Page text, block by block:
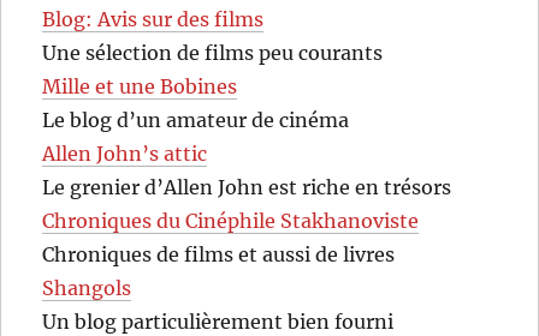
Blog: Avis sur des films
Une sélection de films peu courants
Mille et une Bobines
Le blog d’un amateur de cinéma
Allen John’s attic
Le grenier d’Allen John est riche en trésors
Chroniques du Cinéphile Stakhanoviste
Chroniques de films et aussi de livres
Shangols
Un blog particulièrement bien fourni